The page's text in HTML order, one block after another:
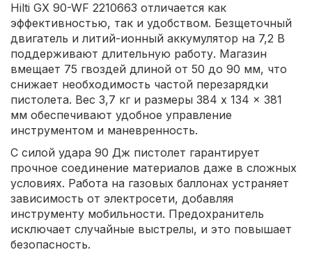
Hilti GX 90-WF 2210663 отличается как
эффективностью, так и удобством. Безщеточный
двигатель и литий-ионный аккумулятор на 7,2 В
поддерживают длительную работу. Магазин
вмещает 75 гвоздей длиной от 50 до 90 мм, что
снижает необходимость частой перезарядки
пистолета. Вес 3,7 кг и размеры 384 x 134 x 381
мм обеспечивают удобное управление
инструментом и маневренность.
С силой удара 90 Дж пистолет гарантирует
прочное соединение материалов даже в сложных
условиях. Работа на газовых баллонах устраняет
зависимость от электросети, добавляя
инструменту мобильности. Предохранитель
исключает случайные выстрелы, и это повышает
безопасность.